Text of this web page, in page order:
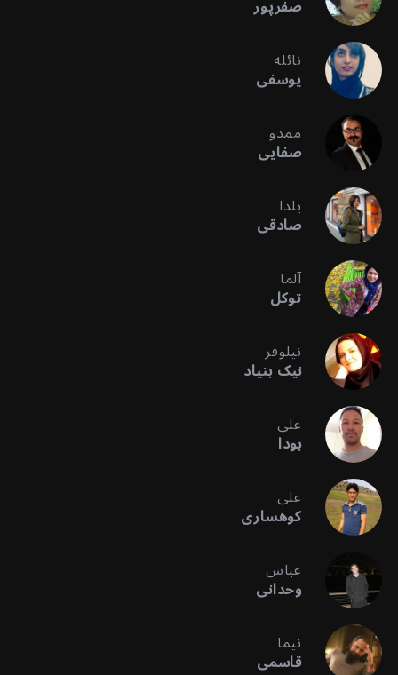
صفرپور
نائله
یوسفی
ممدو
صفایی
یلدا
صادقی
آلما
توکل
نیلوفر
نیک بنیاد
علی
بودا
علی
کوهساری
عباس
وحدانی
نیما
قاسمی